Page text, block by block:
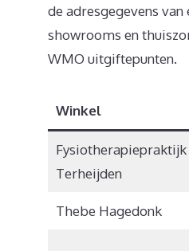
de adresgegevens
showrooms en
WMO uitgiftepunten.
Winkel
Fysiotherapiepraktijk
Terheijden
Thebe Hagedonk